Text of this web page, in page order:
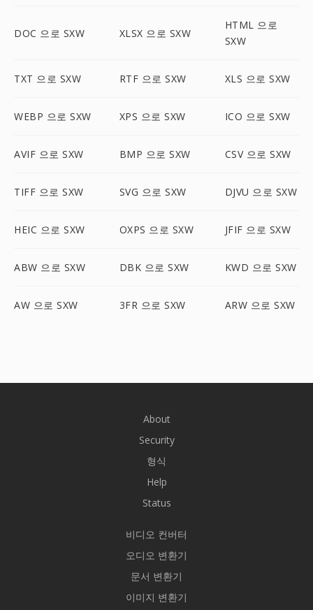
DOC 으로 SXW XLSX 으로 SXW
HTML 으로
SXW
TXT 으로 SXW RTF 으로 SXW XLS 으로 SXW
WEBP 으로 SXW XPS 으로 SXW ICO 으로 SXW
AVIF 으로 SXW BMP 으로 SXW CSV 으로 SXW
TIFF 으로 SXW SVG 으로 SXW DJVU 으로 SXW
HEIC 으로 SXW OXPS 으로 SXW JFIF 으로 SXW
ABW 으로 SXW DBK 으로 SXW KWD 으로 SXW
AW 으로 SXW 3FR 으로 SXW ARW 으로 SXW
About
Security
형식
Help
Status
비디오 컨버터
오디오 변환기
문서 변환기
이미지 변환기